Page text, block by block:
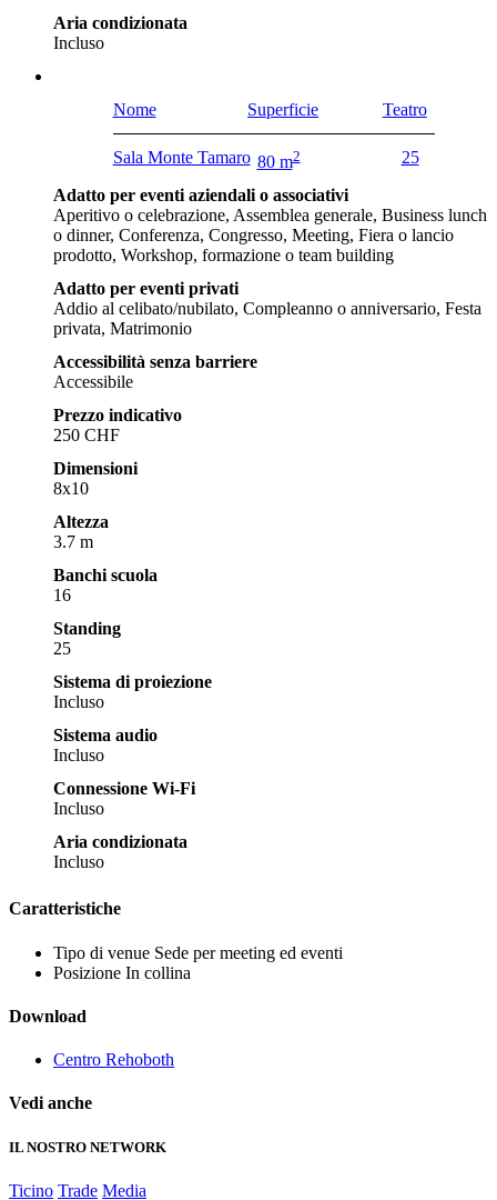
Aria condizionata
Incluso
Nome Superficie Teatro
Sala Monte Tamaro 80 m2 25
Adatto per eventi aziendali o associativi
Aperitivo o celebrazione, Assemblea generale, Business lunch
o dinner, Conferenza, Congresso, Meeting, Fiera o lancio
prodotto, Workshop, formazione o team building
Adatto per eventi privati
Addio al celibato/nubilato, Compleanno o anniversario, Festa
privata, Matrimonio
Accessibilità senza barriere
Accessibile
Prezzo indicativo
250 CHF
Dimensioni
8x10
Altezza
3.7 m
Banchi scuola
16
Standing
25
Sistema di proiezione
Incluso
Sistema audio
Incluso
Connessione Wi-Fi
Incluso
Aria condizionata
Incluso
Caratteristiche
Tipo di venue Sede per meeting ed eventi
Posizione In collina
Download
Centro Rehoboth
Vedi anche
IL NOSTRO NETWORK
Ticino Trade Media